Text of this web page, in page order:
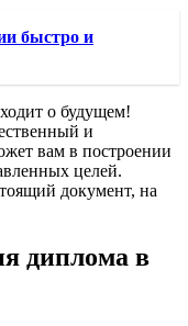
быстро и
о будущем!
и
вам в построении
целей.
документ, на
диплома в